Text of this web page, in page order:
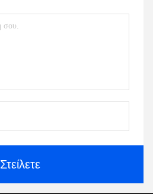
Στείλετε